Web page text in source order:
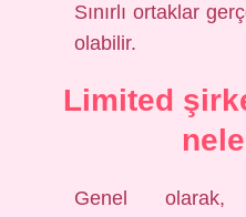
Sınırlı ortaklar
olabilir.
Limited
Genel